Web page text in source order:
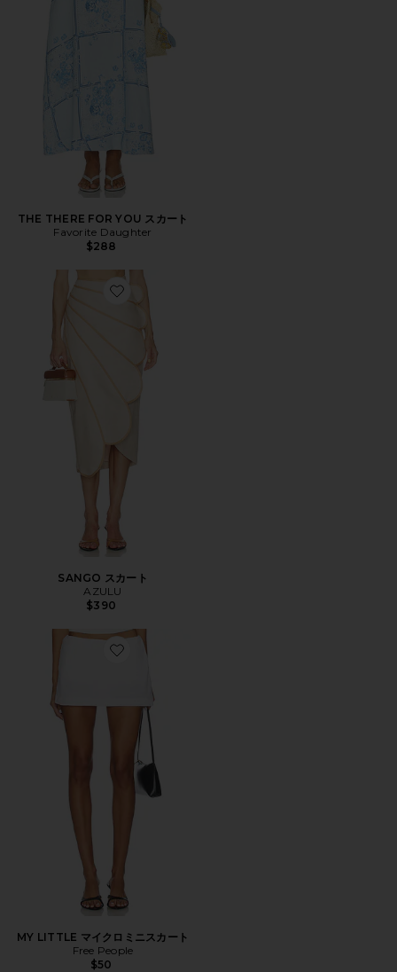
THE THERE FOR YOU スカート
Favorite Daughter
$288
Favorite SANGO スカート
SANGO スカート
AZULU
$390
Favorite MY LITTLE マイクロミニスカート
MY LITTLE マイクロミニスカート
Free People
$50